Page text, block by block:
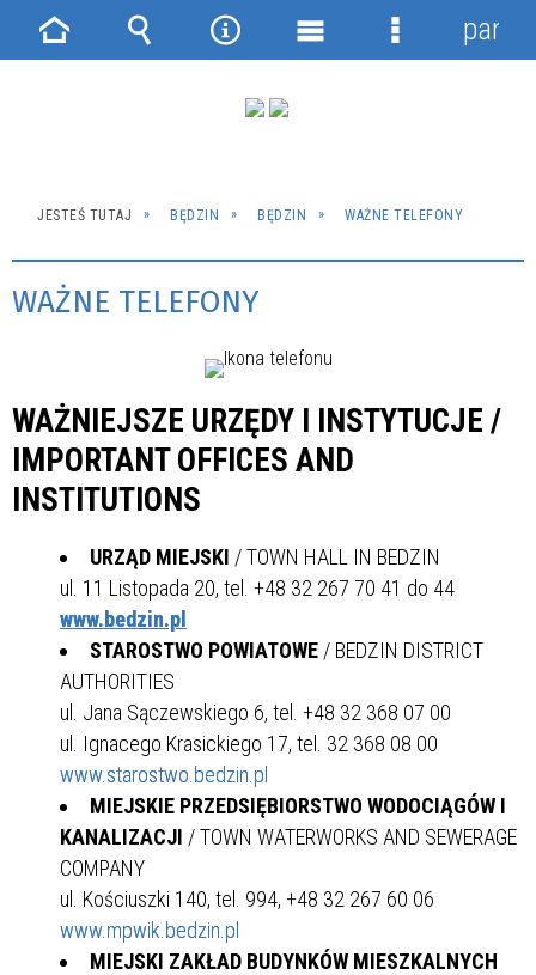
JESTEŚ TUTAJ BĘDZIN BĘDZIN WAŻNE TELEFONY
WAŻNE TELEFONY
WAŻNIEJSZE URZĘDY I INSTYTUCJE /
IMPORTANT OFFICES AND
INSTITUTIONS
URZĄD MIEJSKI / TOWN HALL IN BEDZIN
ul. 11 Listopada 20, tel. +48 32 267 70 41 do 44
www.bedzin.pl
STAROSTWO POWIATOWE / BEDZIN DISTRICT
AUTHORITIES
ul. Jana Sączewskiego 6, tel. +48 32 368 07 00
ul. Ignacego Krasickiego 17, tel. 32 368 08 00
www.starostwo.bedzin.pl
MIEJSKIE PRZEDSIĘBIORSTWO WODOCIĄGÓW I
KANALIZACJI / TOWN WATERWORKS AND SEWERAGE
COMPANY
ul. Kościuszki 140, tel. 994, +48 32 267 60 06
www.mpwik.bedzin.pl
MIEJSKI ZAKŁAD BUDYNKÓW MIESZKALNYCH
Strona Wyszukiwarka
NarzędziaMenu
Menu
panel